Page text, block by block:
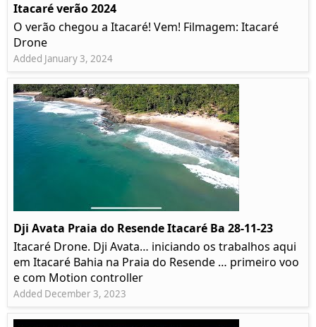
Itacaré verão 2024
O verão chegou a Itacaré! Vem! Filmagem: Itacaré
Drone
Added January 3, 2024
Dji Avata Praia do Resende Itacaré Ba 28-11-23
Itacaré Drone. Dji Avata… iniciando os trabalhos aqui
em Itacaré Bahia na Praia do Resende … primeiro voo
e com Motion controller
Added December 3, 2023